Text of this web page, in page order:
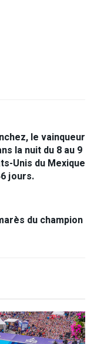
le vainqueur
la nuit du 8 au 9
Unis du Mexique
jours.
du champion